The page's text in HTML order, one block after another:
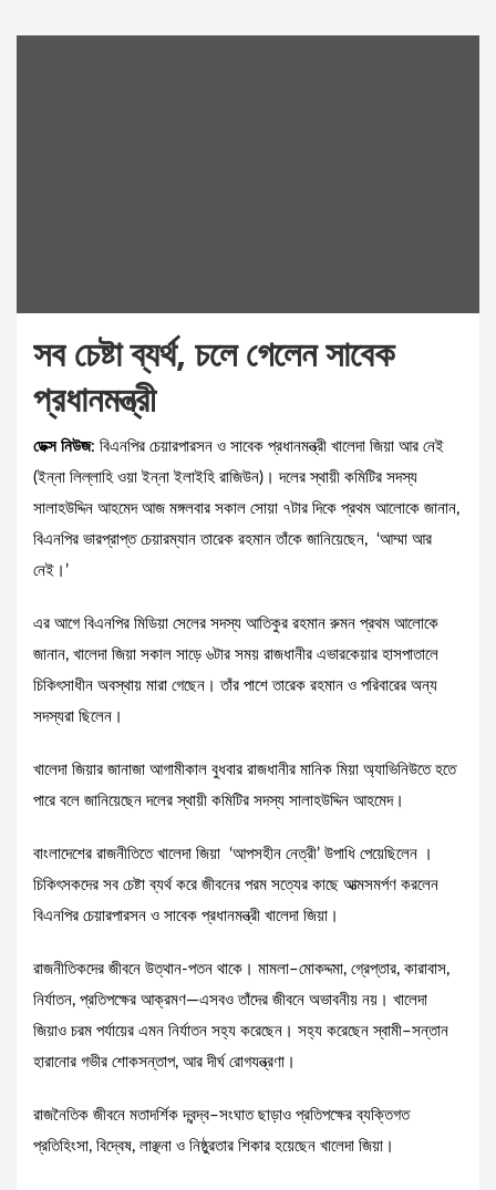
সব চেষ্টা ব্যর্থ, চলে গেলেন সাবেক
প্রধানমন্ত্রী
ডেক্স নিউজ: বিএনপির চেয়ারপারসন ও সাবেক প্রধানমন্ত্রী খালেদা জিয়া আর নেই
(ইন্না লিল্লাহি ওয়া ইন্না ইলাইহি রাজিউন)। দলের স্থায়ী কমিটির সদস্য
সালাহউদ্দিন আহমেদ আজ মঙ্গলবার সকাল সোয়া ৭টার দিকে প্রথম আলোকে জানান,
বিএনপির ভারপ্রাপ্ত চেয়ারম্যান তারেক রহমান তাঁকে জানিয়েছেন, ‘আম্মা আর
নেই।’
এর আগে বিএনপির মিডিয়া সেলের সদস্য আতিকুর রহমান রুমন প্রথম আলোকে
জানান, খালেদা জিয়া সকাল সাড়ে ৬টার সময় রাজধানীর এভারকেয়ার হাসপাতালে
চিকিৎসাধীন অবস্থায় মারা গেছেন। তাঁর পাশে তারেক রহমান ও পরিবারের অন্য
সদস্যরা ছিলেন।
খালেদা জিয়ার জানাজা আগামীকাল বুধবার রাজধানীর মানিক মিয়া অ্যাভিনিউতে হতে
পারে বলে জানিয়েছেন দলের স্থায়ী কমিটির সদস্য সালাহউদ্দিন আহমেদ।
বাংলাদেশের রাজনীতিতে খালেদা জিয়া ‘আপসহীন নেত্রী’ উপাধি পেয়েছিলেন ।
চিকিৎসকদের সব চেষ্টা ব্যর্থ করে জীবনের পরম সত্যের কাছে আত্মসমর্পণ করলেন
বিএনপির চেয়ারপারসন ও সাবেক প্রধানমন্ত্রী খালেদা জিয়া।
রাজনীতিকদের জীবনে উত্থান-পতন থাকে। মামলা–মোকদ্দমা, গ্রেপ্তার, কারাবাস,
নির্যাতন, প্রতিপক্ষের আক্রমণ—এসবও তাঁদের জীবনে অভাবনীয় নয়। খালেদা
জিয়াও চরম পর্যায়ের এমন নির্যাতন সহ্য করেছেন। সহ্য করেছেন স্বামী–সন্তান
হারানোর গভীর শোকসন্তাপ, আর দীর্ঘ রোগযন্ত্রণা।
রাজনৈতিক জীবনে মতাদর্শিক দ্বন্দ্ব–সংঘাত ছাড়াও প্রতিপক্ষের ব্যক্তিগত
প্রতিহিংসা, বিদ্বেষ, লাঞ্ছনা ও নিষ্ঠুরতার শিকার হয়েছেন খালেদা জিয়া।